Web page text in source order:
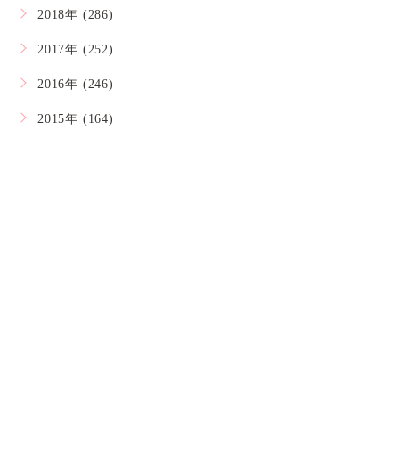
2018年 (286)
2017年 (252)
2016年 (246)
2015年 (164)